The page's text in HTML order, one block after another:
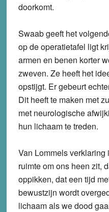
doorkomt.
Swaab geeft het
op de operatietafel ligt
armen en benen korter
zweven. Ze heeft het
opstijgt. Er gebeurt
Dit heeft te maken met
met neurologische
hun lichaam te treden.
Van Lommels
ruimte om ons heen zit,
oppikken, dat een tijd
bewustzijn wordt
lichaam als we dood